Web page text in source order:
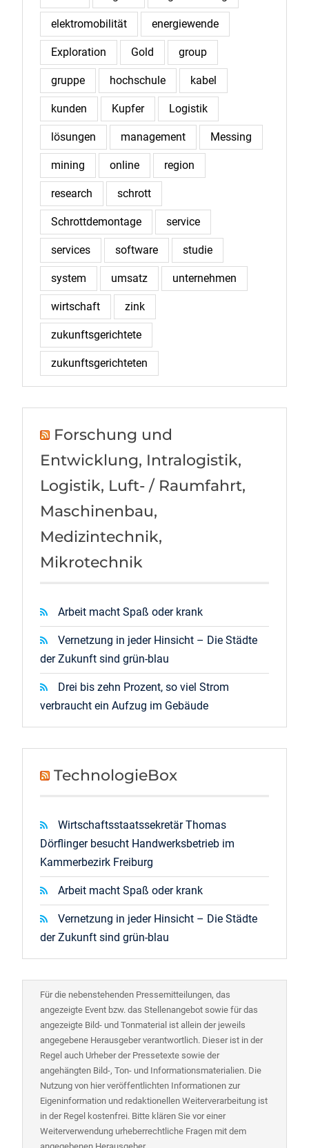
elektromobilität energiewende
Exploration Gold group
gruppe hochschule kabel
kunden Kupfer Logistik
lösungen management Messing
mining online region
research schrott
Schrottdemontage service
services software studie
system umsatz unternehmen
wirtschaft zink
zukunftsgerichtete
zukunftsgerichteten
Forschung und
Entwicklung, Intralogistik,
Logistik, Luft- / Raumfahrt,
Maschinenbau,
Medizintechnik,
Mikrotechnik
Arbeit macht Spaß oder krank
Vernetzung in jeder Hinsicht – Die Städte
der Zukunft sind grün-blau
Drei bis zehn Prozent, so viel Strom
verbraucht ein Aufzug im Gebäude
TechnologieBox
Wirtschaftsstaatssekretär Thomas
Dörflinger besucht Handwerksbetrieb im
Kammerbezirk Freiburg
Arbeit macht Spaß oder krank
Vernetzung in jeder Hinsicht – Die Städte
der Zukunft sind grün-blau
Für die nebenstehenden Pressemitteilungen, das
angezeigte Event bzw. das Stellenangebot sowie für das
angezeigte Bild- und Tonmaterial ist allein der jeweils
angegebene Herausgeber verantwortlich. Dieser ist in der
Regel auch Urheber der Pressetexte sowie der
angehängten Bild-, Ton- und Informationsmaterialien. Die
Nutzung von hier veröffentlichten Informationen zur
Eigeninformation und redaktionellen Weiterverarbeitung ist
in der Regel kostenfrei. Bitte klären Sie vor einer
Weiterverwendung urheberrechtliche Fragen mit dem